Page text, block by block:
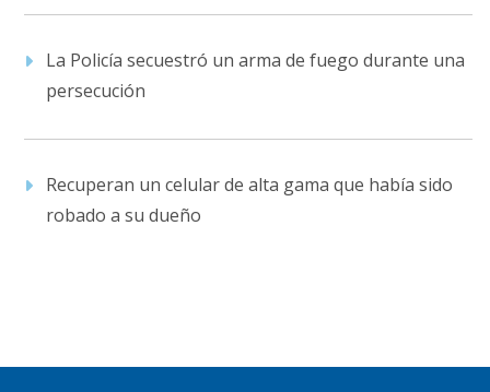
La Policía secuestró un arma de fuego durante una
persecución
Recuperan un celular de alta gama que había sido
robado a su dueño